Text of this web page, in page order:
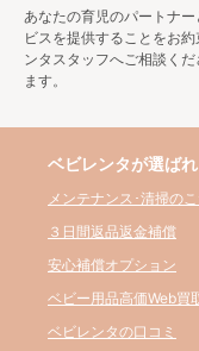
◆A型ベビーカー
・安定性があり機
・価格が高い
◆B型ベビーカー
・生後7ヶ月ころか
・軽くてコンパク
・価格が安い
あなたの育児のパートナ
ビスを提供することをお
ンタスタッフへご相談く
ます。
ベビレンタが選ば
メンテナンス･清掃の
３日間返品返金補償
安心補償オプション
ベビー用品高価Web買
ベビレンタの口コミ